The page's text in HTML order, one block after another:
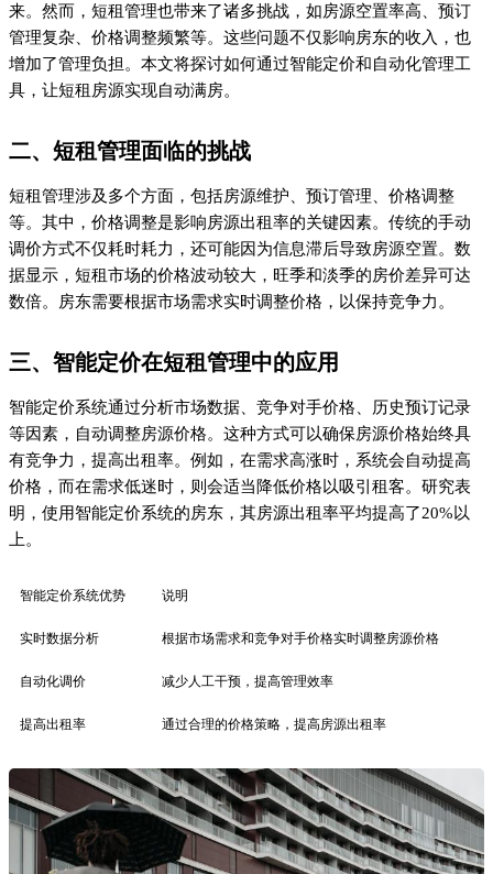
来。然而，短租管理也带来了诸多挑战，如房源空置率高、预订
管理复杂、价格调整频繁等。这些问题不仅影响房东的收入，也
增加了管理负担。本文将探讨如何通过智能定价和自动化管理工
具，让短租房源实现自动满房。
二、短租管理面临的挑战
短租管理涉及多个方面，包括房源维护、预订管理、价格调整
等。其中，价格调整是影响房源出租率的关键因素。传统的手动
调价方式不仅耗时耗力，还可能因为信息滞后导致房源空置。数
据显示，短租市场的价格波动较大，旺季和淡季的房价差异可达
数倍。房东需要根据市场需求实时调整价格，以保持竞争力。
三、智能定价在短租管理中的应用
智能定价系统通过分析市场数据、竞争对手价格、历史预订记录
等因素，自动调整房源价格。这种方式可以确保房源价格始终具
有竞争力，提高出租率。例如，在需求高涨时，系统会自动提高
价格，而在需求低迷时，则会适当降低价格以吸引租客。研究表
明，使用智能定价系统的房东，其房源出租率平均提高了20%以
上。
智能定价系统优势 说明
实时数据分析 根据市场需求和竞争对手价格实时调整房源价格
自动化调价 减少人工干预，提高管理效率
提高出租率 通过合理的价格策略，提高房源出租率